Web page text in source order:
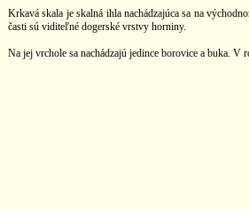
Krkavá skala je skalná ihla nachádzajúca sa na
časti sú viditeľné dogerské vrstvy horniny.
Na jej vrchole sa nachádzajú jedince borovice a buka.